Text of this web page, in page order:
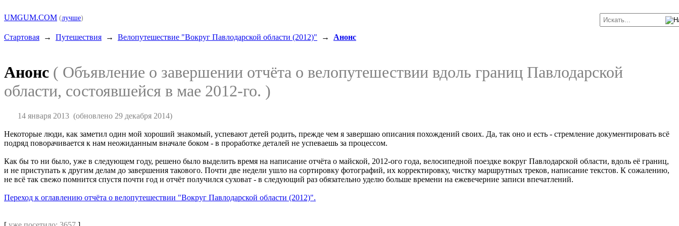
UMGUM.COM (лучше)
Стартовая → Путешествия → Велопутешествие "Вокруг Павлодарской области (2012)" → Анонс
Анонс ( Объявление о завершении отчёта о велопутешествии вдоль границ Павлодарской
области, состоявшейся в мае 2012-го. )
14 января 2013(обновлено 29 декабря 2014)
Некоторые люди, как заметил один мой хороший знакомый, успевают детей родить, прежде чем я завершаю описания похождений своих. Да, так оно и есть - стремление документировать всё
подряд поворачивается к нам неожиданным вначале боком - в проработке деталей не успеваешь за процессом.
Как бы то ни было, уже в следующем году, решено было выделить время на написание отчёта о майской, 2012-ого года, велосипедной поездке вокруг Павлодарской области, вдоль её границ,
и не приступать к другим делам до завершения такового. Почти две недели ушло на сортировку фотографий, их корректировку, чистку маршрутных треков, написание текстов. К сожалению,
не всё так свежо помнится спустя почти год и отчёт получился суховат - в следующий раз обязательно уделю больше времени на ежевечерние записи впечатлений.
Переход к оглавлению отчёта о велопутешествии "Вокруг Павлодарской области (2012)".